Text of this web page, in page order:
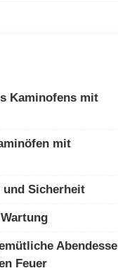
Kaminofens mit
mit
Sicherheit
Feuer